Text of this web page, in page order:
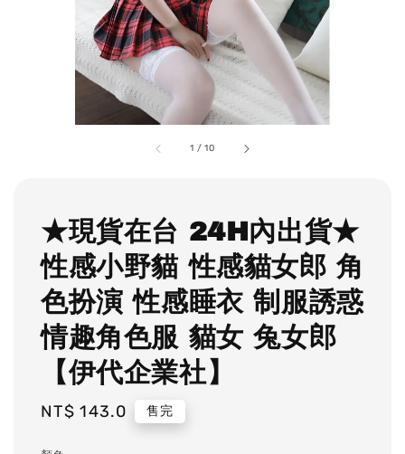
1 /10
★現貨在台 24H內出貨★
性感小野貓 性感貓女郎 角
色扮演 性感睡衣 制服誘惑
情趣角色服 貓女 兔女郎
【伊代企業社】
Regular
NT$ 143.0 售完